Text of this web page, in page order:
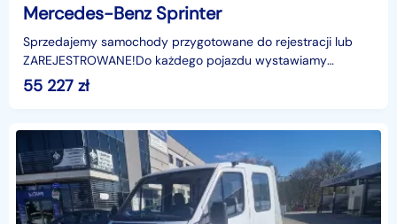
Mercedes-Benz Sprinter
Sprzedajemy samochody przygotowane do rejestracji lub
ZAREJESTROWANE!Do każdego pojazdu wystawiamy
FAKTURĘ!Jesteśmy bezpośrednim importerem.Możliwość
sprawdzeni
55 227 zł